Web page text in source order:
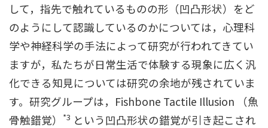
して，指先で触れているものの形（凹凸形状）をど
のようにして認識しているのかについては，心理科
学や神経科学の手法によって研究が行われてきてい
ますが，私たちが日常生活で体験する現象に広く汎
化できる知見については研究の余地が残されていま
す。研究グループは，Fishbone Tactile Illusion （魚
骨触錯覚）
*3 という凹凸形状の錯覚が引き起こされ